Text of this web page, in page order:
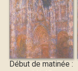
Début de matinée :